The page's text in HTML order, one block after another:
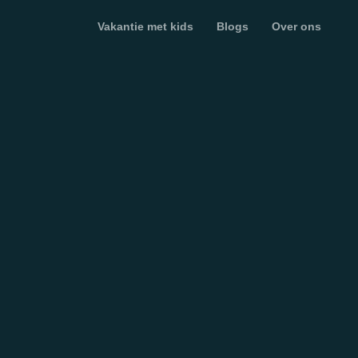
Vakantie met kids Blogs Over ons